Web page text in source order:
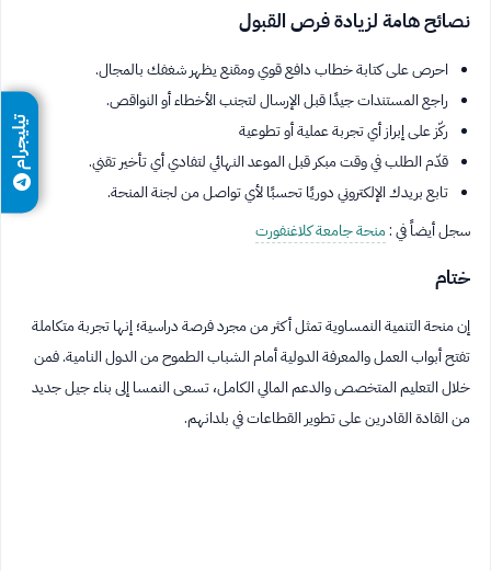
نصائح هامة لزيادة فرص القبول
احرص على كتابة خطاب دافع قوي ومقنع يظهر شغفك بالمجال.
راجع المستندات جيدًا قبل الإرسال لتجنب الأخطاء أو النواقص.
ركّز على إبراز أي تجربة عملية أو تطوعية
قدّم الطلب في وقت مبكر قبل الموعد النهائي لتفادي أي تأخير تقني.
تابع بريدك الإلكتروني دوريًا تحسبًا لأي تواصل من لجنة المنحة.
سجل أيضاً في :منحة جامعة كلاغنفورت
ختام
إن منحة التنمية النمساوية تمثل أكثر من مجرد فرصة دراسية؛ إنها تجربة متكاملة
تفتح أبواب العمل والمعرفة الدولية أمام الشباب الطموح من الدول النامية. فمن
خلال التعليم المتخصص والدعم المالي الكامل، تسعى النمسا إلى بناء جيل جديد
من القادة القادرين على تطوير القطاعات في بلدانهم.
تيليجرام